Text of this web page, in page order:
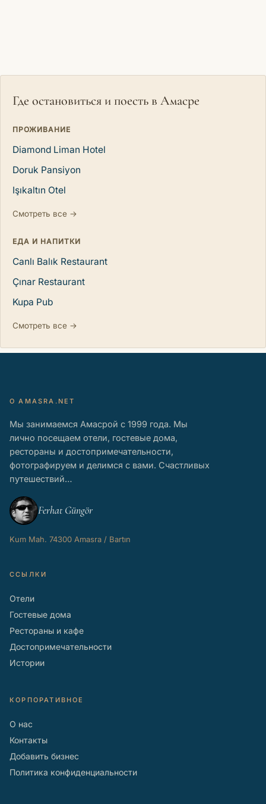
Где остановиться и поесть в Амасре
ПРОЖИВАНИЕ
Diamond Liman Hotel
Doruk Pansiyon
Işıkaltın Otel
Смотреть все →
ЕДА И НАПИТКИ
Canlı Balık Restaurant
Çınar Restaurant
Kupa Pub
Смотреть все →
О AMASRA.NET
Мы занимаемся Амасрой с 1999 года. Мы
лично посещаем отели, гостевые дома,
рестораны и достопримечательности,
фотографируем и делимся с вами. Счастливых
путешествий…
Ferhat Güngör
Kum Mah. 74300 Amasra / Bartın
ССЫЛКИ
Отели
Гостевые дома
Рестораны и кафе
Достопримечательности
Истории
КОРПОРАТИВНОЕ
О нас
Контакты
Добавить бизнес
Политика конфиденциальности